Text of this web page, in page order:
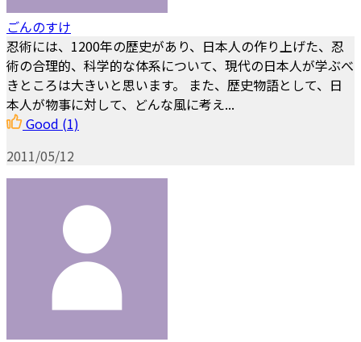
ごんのすけ
忍術には、1200年の歴史があり、日本人の作り上げた、忍
術の合理的、科学的な体系について、現代の日本人が学ぶべ
きところは大きいと思います。 また、歴史物語として、日
本人が物事に対して、どんな風に考え...
Good (1)
2011/05/12